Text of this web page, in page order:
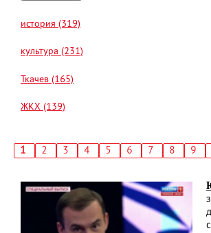
история (319)
культура (231)
Ткачев (165)
ЖКХ (139)
Текущая
1 Страница
2 Страница
3 Страница
4 Страница
5 Страница
6 Страница
7 Страница
8 9